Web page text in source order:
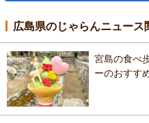
広島県のじゃらんニュース
宮島の食べ
ーのおすす